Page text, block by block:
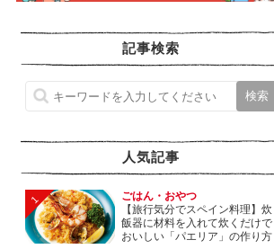
記事検索
人気記事
1
ごはん・おやつ
【旅行気分でスペイン料理】炊
飯器に材料を入れて炊くだけで
おいしい「パエリア」の作り方